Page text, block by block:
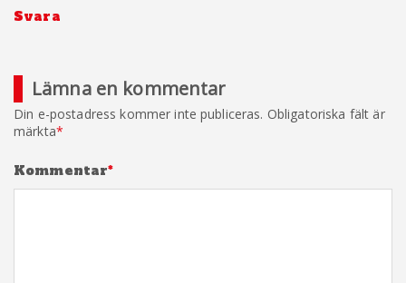
Svara
Lämna en kommentar
Din e-postadress kommer inte publiceras. Obligatoriska fält är
märkta*
Kommentar*